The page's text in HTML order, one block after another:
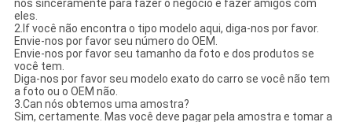
nós sinceramente para fazer o negócio e fazer amigos com
eles.
2.If você não encontra o tipo modelo aqui, diga-nos por favor.
Envie-nos por favor seu número do OEM.
Envie-nos por favor seu tamanho da foto e dos produtos se
você tem.
Diga-nos por favor seu modelo exato do carro se você não tem
a foto ou o OEM não.
3.Can nós obtemos uma amostra?
Sim, certamente. Mas você deve pagar pela amostra e tomar a